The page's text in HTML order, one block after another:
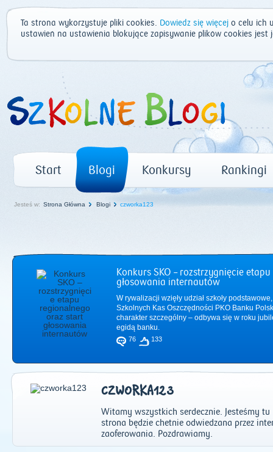
Ta strona wykorzystuje pliki cookies. Dowiedz się więcej o celu ich
ustawień na ustawienia blokujące zapisywanie plików cookies
Start Blogi Konkursy Rankingi
Jesteś w: Strona Główna Blogi czworka123
Konkurs SKO – rozstrzygnięcie
głosowania internautów
W rywalizacji wzięły udział szkoły
Szkolnych Kas Oszczędności PKO Banku
charakter szczególny – odbywa się w roku
egidą banku.
76 133
CZWORKA123
Witamy wszystkich serdecznie. Jesteśmy
strona będzie chetnie odwiedzana przez
zaoferowania. Pozdrawiamy.